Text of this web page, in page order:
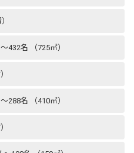
432名 （725㎡）
288名 （410㎡）